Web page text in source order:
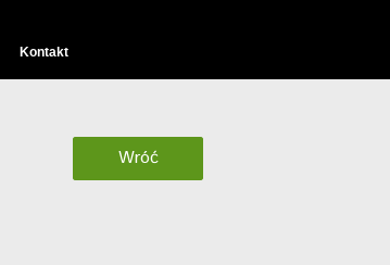
Wróć
Wróć
Kontakt